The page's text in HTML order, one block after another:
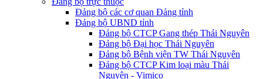
Đảng bộ các cơ quan Đảng tỉnh
Đảng bộ UBND tỉnh
Đảng bộ CTCP Gang thép Thái Nguyên
Đảng bộ Đại học Thái Nguyên
Đảng bộ Bệnh viện TW Thái Nguyên
Đảng bộ CTCP Kim loại màu Thái
Nguyên - Vimico